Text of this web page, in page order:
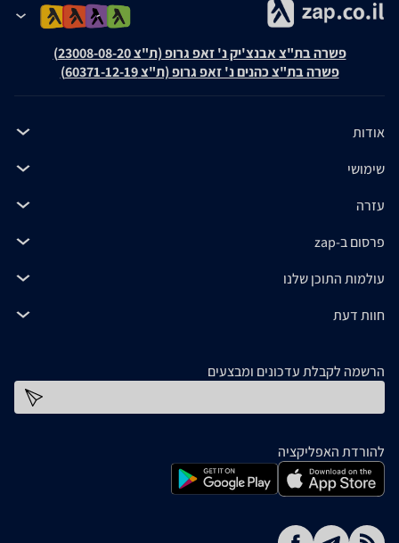
פשרה בת"צ אבנצ'יק נ' זאפ גרופ (ת"צ 23008-08-20)
פשרה בת"צ כהנים נ' זאפ גרופ (ת"צ 60371-12-19)
אודות
שימושי
עזרה
פרסום ב-zap
עולמות התוכן שלנו
חוות דעת
הרשמה לקבלת עדכונים ומבצעים
להורדת האפליקציה